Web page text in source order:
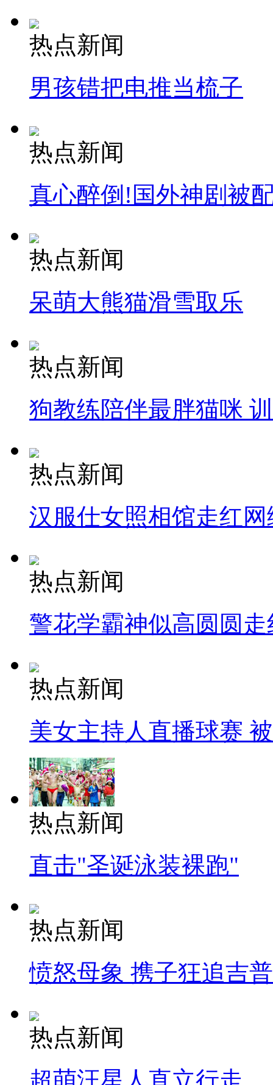
热点新闻
男孩错把电推当梳子
热点新闻
真心醉倒!国外神剧被
热点新闻
呆萌大熊猫滑雪取乐
热点新闻
狗教练陪伴最胖猫咪
热点新闻
汉服仕女照相馆走红网
热点新闻
警花学霸神似高圆圆走
热点新闻
美女主持人直播球赛
热点新闻
直击"圣诞泳装裸跑"
热点新闻
愤怒母象 携子狂追吉
热点新闻
超萌汪星人直立行走